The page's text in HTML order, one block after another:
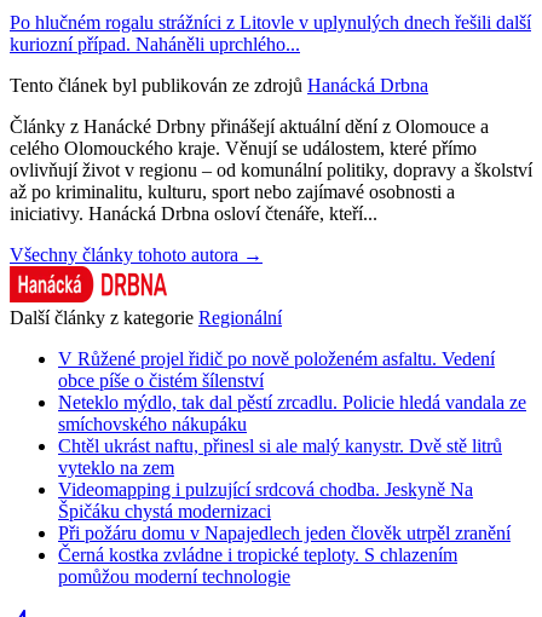
Po hlučném rogalu strážníci z Litovle v uplynulých dnech řešili další
kuriozní případ. Naháněli uprchlého...
Tento článek byl publikován ze zdrojů Hanácká Drbna
Články z Hanácké Drbny přinášejí aktuální dění z Olomouce a
celého Olomouckého kraje. Věnují se událostem, které přímo
ovlivňují život v regionu – od komunální politiky, dopravy a školství
až po kriminalitu, kulturu, sport nebo zajímavé osobnosti a
iniciativy. Hanácká Drbna osloví čtenáře, kteří...
Všechny články tohoto autora →
Další články z kategorie Regionální
V Růžené projel řidič po nově položeném asfaltu. Vedení
obce píše o čistém šílenství
Neteklo mýdlo, tak dal pěstí zrcadlu. Policie hledá vandala ze
smíchovského nákupáku
Chtěl ukrást naftu, přinesl si ale malý kanystr. Dvě stě litrů
vyteklo na zem
Videomapping i pulzující srdcová chodba. Jeskyně Na
Špičáku chystá modernizaci
Při požáru domu v Napajedlech jeden člověk utrpěl zranění
Černá kostka zvládne i tropické teploty. S chlazením
pomůžou moderní technologie